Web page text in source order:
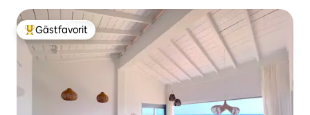
Populär gästfavorit
Gästfavorit